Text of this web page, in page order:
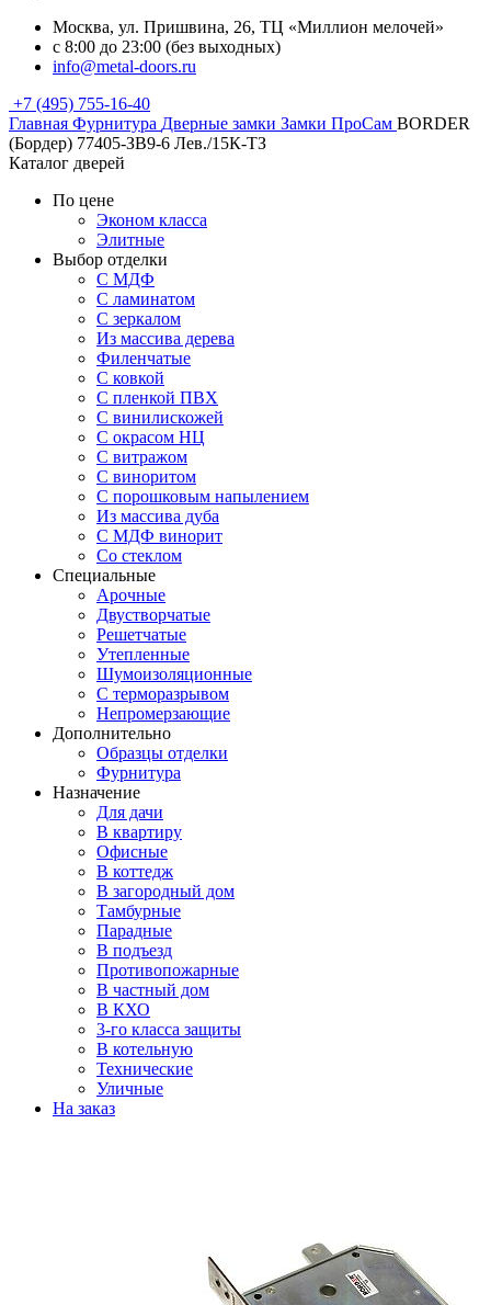
Москва, ул. Пришвина, 26, ТЦ «Миллион мелочей»
с 8:00 до 23:00 (без выходных)
info@metal-doors.ru
+7 (495) 755-16-40
Главная Фурнитура Дверные замки Замки ПроСам BORDER
(Бордер) 77405-ЗВ9-6 Лев./15К-ТЗ
Каталог дверей
По цене
Эконом класса
Элитные
Выбор отделки
С МДФ
С ламинатом
С зеркалом
Из массива дерева
Филенчатые
С ковкой
С пленкой ПВХ
С винилискожей
С окрасом НЦ
С витражом
С виноритом
С порошковым напылением
Из массива дуба
С МДФ винорит
Со стеклом
Специальные
Арочные
Двустворчатые
Решетчатые
Утепленные
Шумоизоляционные
С терморазрывом
Непромерзающие
Дополнительно
Образцы отделки
Фурнитура
Назначение
Для дачи
В квартиру
Офисные
В коттедж
В загородный дом
Тамбурные
Парадные
В подъезд
Противопожарные
В частный дом
В КХО
3-го класса защиты
В котельную
Технические
Уличные
На заказ